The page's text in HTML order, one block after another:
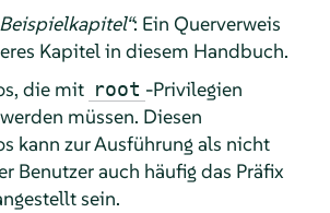
“: Ein Querverweis
Kapitel in diesem Handbuch.
die mit root -Privilegien
müssen. Diesen
kann zur Ausführung als nicht
Benutzer auch häufig das Präfix
sein.